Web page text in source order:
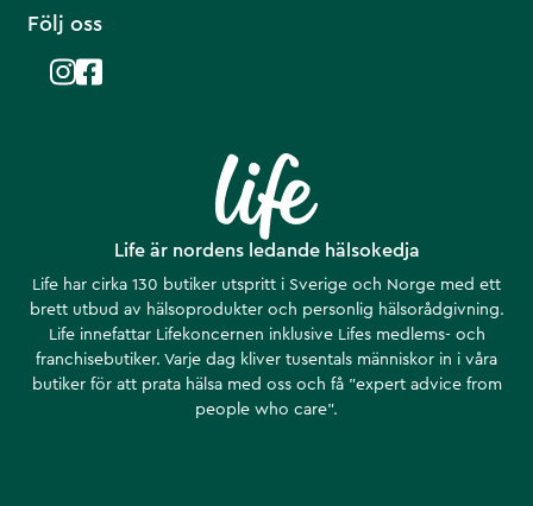
Life är nordens ledande hälsokedja
Life har cirka 130 butiker utspritt i Sverige och Norge med ett
brett utbud av hälsoprodukter och personlig hälsorådgivning.
Life innefattar Lifekoncernen inklusive Lifes medlems- och
franchisebutiker. Varje dag kliver tusentals människor in i våra
butiker för att prata hälsa med oss och få ”expert advice from
people who care”.
Följ oss